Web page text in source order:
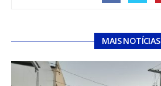
MAIS NOTÍCIAS